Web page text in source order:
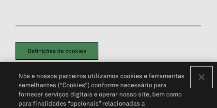
Definições de cookies
Política de PrivacidadePortal de privacidade do cliente (em inglês)
Não Venda Minhas Informações Pessoais© 2026 S&P Global
Nós e nossos parceiros utilizamos cookies e ferramentas
semelhantes (“Cookies”) conforme necessário para
fornecer serviços digitais e operar nosso site, bem como
para finalidades “opcionais” relacionadas a